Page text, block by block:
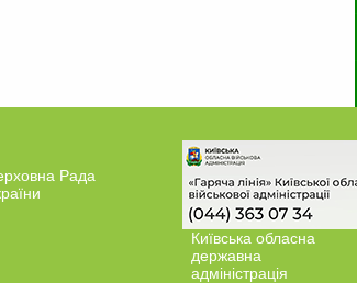
Рада
Київська обласна
державна
адміністрація